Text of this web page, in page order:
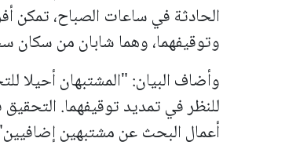
الحادثة في ساعات الصباح، تمكن
وتوقيفهما، وهما شابان من سكان سخنين
وأضاف البيان: "المشتبهان أحيلا
للنظر في تمديد توقيفهما.
أعمال البحث عن مشتبهين